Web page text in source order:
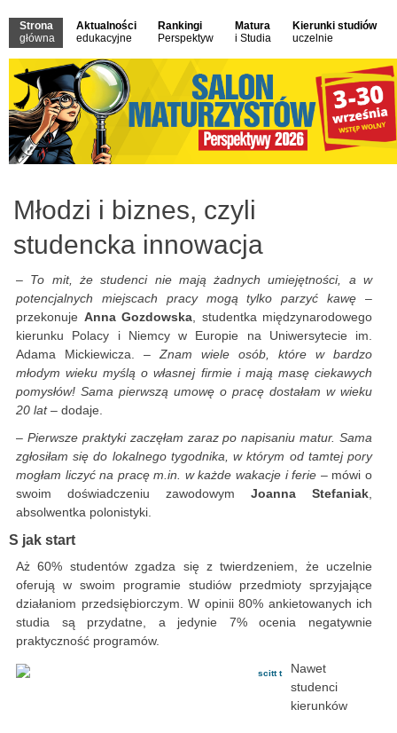
Strona
główna
Aktualności
edukacyjne
Rankingi
Perspektyw
Matura
i Studia
Kierunki studiów
uczelnie
Młodzi i biznes, czyli
studencka innowacja
– To mit, że studenci nie mają żadnych umiejętności, a w
potencjalnych miejscach pracy mogą tylko parzyć kawę –
przekonuje Anna Gozdowska, studentka międzynarodowego
kierunku Polacy i Niemcy w Europie na Uniwersytecie im.
Adama Mickiewicza. –Znam wiele osób, które w bardzo
młodym wieku myślą o własnej firmie i mają masę ciekawych
pomysłów! Sama pierwszą umowę o pracę dostałam w wieku
20 lat– dodaje.
– Pierwsze praktyki zaczęłam zaraz po napisaniu matur. Sama
zgłosiłam się do lokalnego tygodnika, w którym od tamtej pory
mogłam liczyć na pracę m.in. w każde wakacje i ferie – mówi o
swoim doświadczeniu zawodowym Joanna Stefaniak,
absolwentka polonistyki.
S jak start
Aż 60% studentów zgadza się z twierdzeniem, że uczelnie
oferują w swoim programie studiów przedmioty sprzyjające
działaniom przedsiębiorczym. W opinii 80% ankietowanych ich
studia są przydatne, a jedynie 7% ocenia negatywnie
praktyczność programów.
Nawet
studenci
kierunków